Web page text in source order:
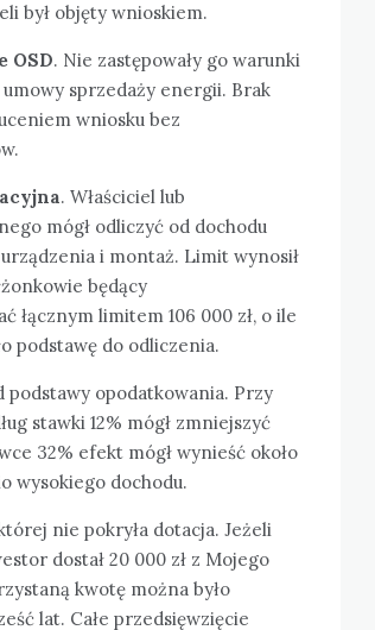
był objęty wnioskiem.
OSD. Nie zastępowały go warunki
sprzedaży energii. Brak
wniosku bez
. Właściciel lub
mógł odliczyć od dochodu
i montaż. Limit wynosił
będący
łącznym limitem 106 000 zł, o ile
podstawę do odliczenia.
podstawy opodatkowania. Przy
stawki 12% mógł zmniejszyć
32% efekt mógł wynieść około
wysokiego dochodu.
nie pokryła dotacja. Jeżeli
dostał 20 000 zł z Mojego
kwotę można było
lat. Całe przedsięwzięcie